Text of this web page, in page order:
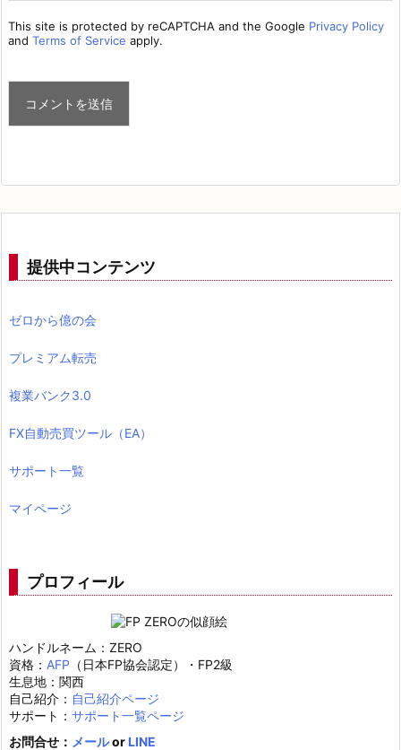
This site is protected by reCAPTCHA and the Google Privacy Policy
and Terms of Service apply.
提供中コンテンツ
ゼロから億の会
プレミアム転売
複業バンク3.0
FX自動売買ツール（EA）
サポート一覧
マイページ
プロフィール
ハンドルネーム：ZERO
資格： AFP （日本FP協会認定）・FP2級
生息地：関西
自己紹介： 自己紹介ページ
サポート： サポート一覧ページ
お問合せ： メールor LINE